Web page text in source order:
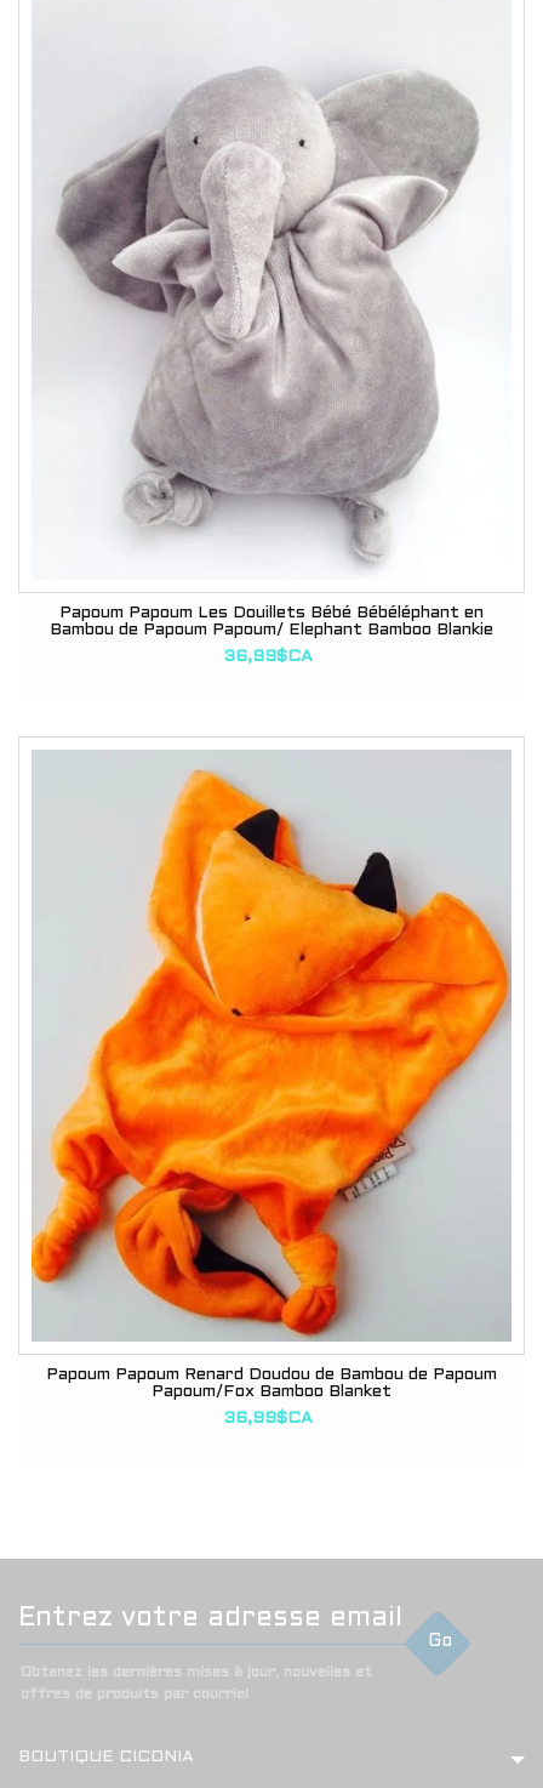
Papoum Papoum Les Douillets Bébé Bébéléphant en
Bambou de Papoum Papoum/ Elephant Bamboo Blankie
36,99$CA
Papoum Papoum Renard Doudou de Bambou de Papoum
Papoum/Fox Bamboo Blanket
36,99$CA
Go
Obtenez les dernières mises à jour, nouvelles et
offres de produits par courriel
BOUTIQUE CICONIA